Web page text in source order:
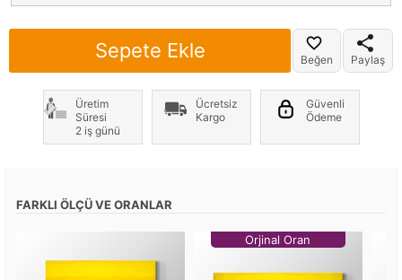
Sepete Ekle Beğen Paylaş
Üretim
Süresi
2 iş günü
Ücretsiz
Kargo
Güvenli
Ödeme
FARKLI ÖLÇÜ VE ORANLAR
Orjinal Oran